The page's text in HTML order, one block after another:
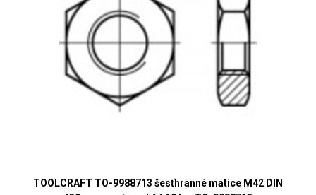
TOOLCRAFT TO-9988713 šesťhranné matice M42 DIN